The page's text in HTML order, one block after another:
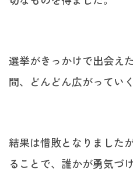
選挙がきっかけで出会え
間、どんどん広がってい
結果は惜敗となりました
ることで、誰かが勇気づ